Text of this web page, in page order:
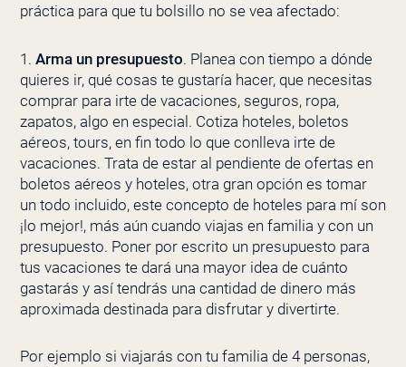
práctica para que tu bolsillo no se vea afectado:
1. Arma un presupuesto. Planea con tiempo a dónde
quieres ir, qué cosas te gustaría hacer, que necesitas
comprar para irte de vacaciones, seguros, ropa,
zapatos, algo en especial. Cotiza hoteles, boletos
aéreos, tours, en fin todo lo que conlleva irte de
vacaciones. Trata de estar al pendiente de ofertas en
boletos aéreos y hoteles, otra gran opción es tomar
un todo incluido, este concepto de hoteles para mí son
¡lo mejor!, más aún cuando viajas en familia y con un
presupuesto. Poner por escrito un presupuesto para
tus vacaciones te dará una mayor idea de cuánto
gastarás y así tendrás una cantidad de dinero más
aproximada destinada para disfrutar y divertirte.
Por ejemplo si viajarás con tu familia de 4 personas,